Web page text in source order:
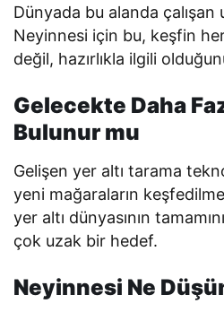
Dünyada bu alanda çalışan
Neyinnesi için bu, keşfin
değil, hazırlıkla ilgili
Gelecekte Daha
Bulunur mu
Gelişen yer altı tarama
yeni mağaraların
yer altı dünyasının
çok uzak bir hedef.
Neyinnesi Ne